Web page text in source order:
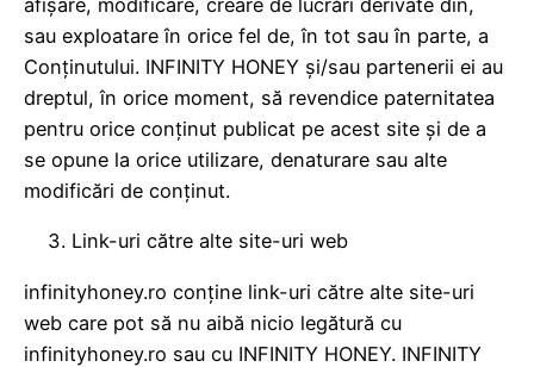
afișare, modificare, creare de lucrări derivate din,
sau exploatare în orice fel de, în tot sau în parte, a
Conținutului. INFINITY HONEY și/sau partenerii ei au
dreptul, în orice moment, să revendice paternitatea
pentru orice conținut publicat pe acest site și de a
se opune la orice utilizare, denaturare sau alte
modificări de conținut.
Link-uri către alte site-uri web
infinityhoney.ro conține link-uri către alte site-uri
web care pot să nu aibă nicio legătură cu
infinityhoney.ro sau cu INFINITY HONEY. INFINITY